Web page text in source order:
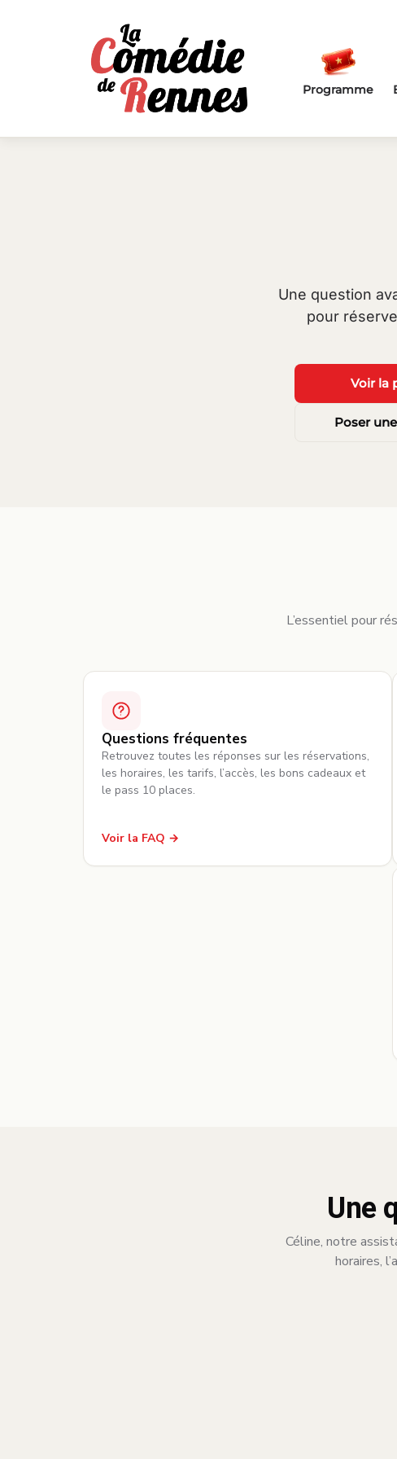
Passer au contenu principal
Programme
Une question
pour
Voir la
Poser
L’essentiel pour
Questions fréquentes
Retrouvez toutes les réponses sur les réservations,
les horaires, les tarifs, l’accès, les bons cadeaux et
le pass 10 places.
Voir la FAQ
Une
Céline, notre
horaires,